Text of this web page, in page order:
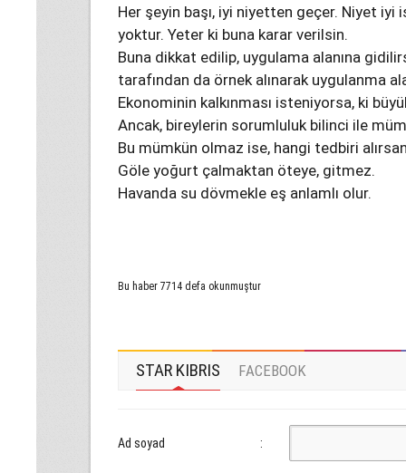
Her şeyin başı, iyi niyetten geçer. Niyet iyi
yoktur. Yeter ki buna karar verilsin.
Buna dikkat edilip, uygulama alanına
tarafından da örnek alınarak uygulanma
Ekonominin kalkınması isteniyorsa, ki
Ancak, bireylerin sorumluluk bilinci ile
Bu mümkün olmaz ise, hangi tedbiri
Göle yoğurt çalmaktan öteye, gitmez.
Havanda su dövmekle eş anlamlı olur.
Bu haber 7714 defa okunmuştur
STAR KIBRIS FACEBOOK
Ad soyad :